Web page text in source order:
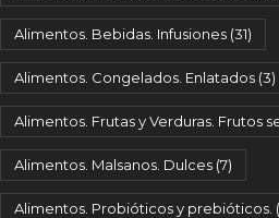
Alimentos. Bebidas. Infusiones (31)
Alimentos. Congelados. Enlatados (3)
Alimentos. Frutas y Verduras. Frutos
Alimentos. Malsanos. Dulces (7)
Alimentos. Probióticos y prebióticos.